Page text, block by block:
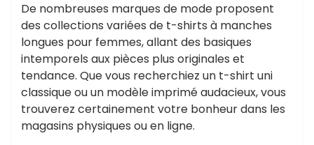
De nombreuses marques de mode proposent
des collections variées de t-shirts à manches
longues pour femmes, allant des basiques
intemporels aux pièces plus originales et
tendance. Que vous recherchiez un t-shirt uni
classique ou un modèle imprimé audacieux, vous
trouverez certainement votre bonheur dans les
magasins physiques ou en ligne.